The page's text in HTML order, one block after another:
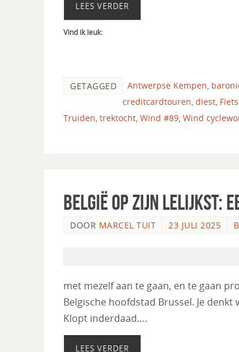
LEES VERDER
Vind ik leuk:
GETAGGED Antwerpse Kempen,
creditcardtouren, diest,
Truiden, trektocht, Wind #89, Wind
België op zijn lelijkst:
DOOR MARCEL TUIT 23 JULI 2025
met mezelf aan te gaan, en te gaan
Belgische hoofdstad Brussel. Je
Klopt inderdaad….
LEES VERDER